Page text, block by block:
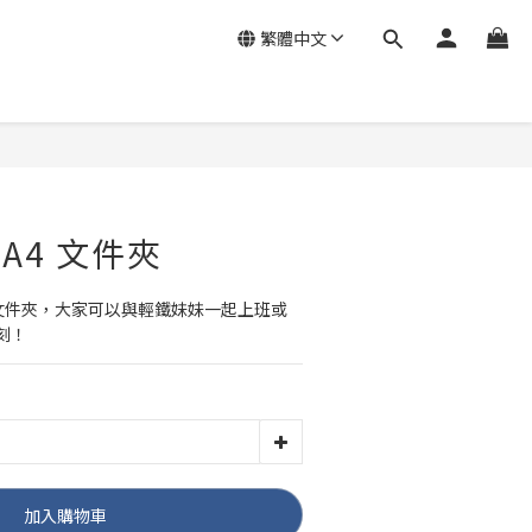
繁體中文
文件夾
夾，大家可以與輕鐵妹妹一起上班或
！
加入購物車